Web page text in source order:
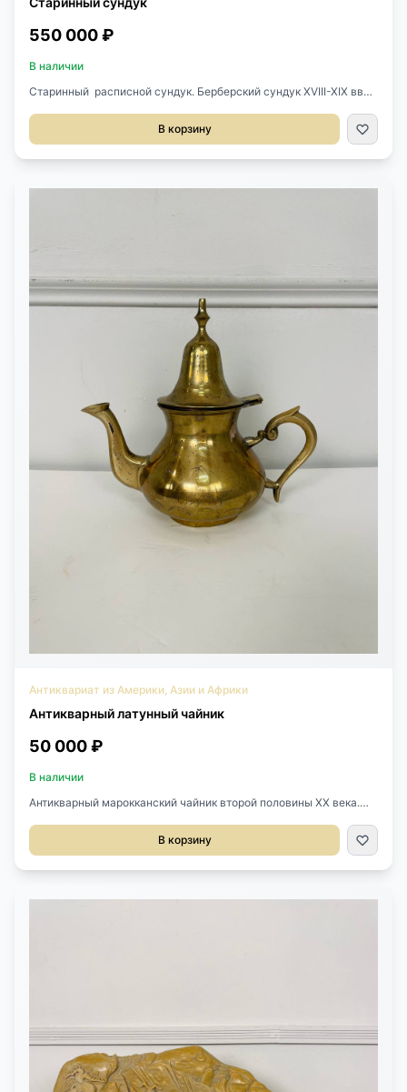
550 000 ₽
В наличии
Старинный расписной сундук. Берберский сундук XVIII-XIX вв
сторон. Крышка сундука внутри также украшена ручной
росписью. Внутри кожа. Имеется небольшой отсек для
хранения мелких предметов. Оригинальная металлическая
фурнитура. Ширина 143 см. Глубина 48 см. Высота 61 см.
В корзину
Антиквариат из Америки, Азии и Африки
Антикварный латунный чайник
50 000 ₽
В наличии
Антикварный марокканский чайник второй половины XX века.
В корзину